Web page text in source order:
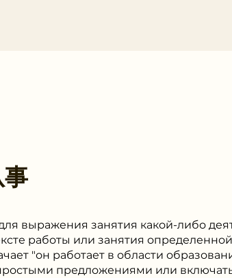
выражения занятия какой-либо
работы или занятия
"он работает в области
предложениями или